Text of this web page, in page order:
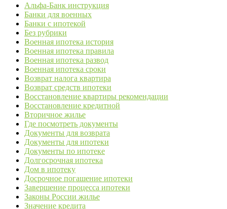
Альфа-Банк инструкция
Банки для военных
Банки с ипотекой
Без рубрики
Военная ипотека история
Военная ипотека правила
Военная ипотека развод
Военная ипотека сроки
Возврат налога квартира
Возврат средств ипотеки
Восстановление квартиры рекомендации
Восстановление кредитной
Вторичное жилье
Где посмотреть документы
Документы для возврата
Документы для ипотеки
Документы по ипотеке
Долгосрочная ипотека
Дом в ипотеку
Досрочное погашение ипотеки
Завершение процесса ипотеки
Законы России жилье
Значение кредита